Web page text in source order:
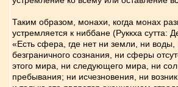
Таким образом, монахи, когда монах
устремляется к ниббане (Руккха сутта:
«Есть сфера, где нет ни земли, ни
безграничного сознания, ни сферы
этого мира, ни следующего мира, ни
пребывания; ни исчезновения, ни